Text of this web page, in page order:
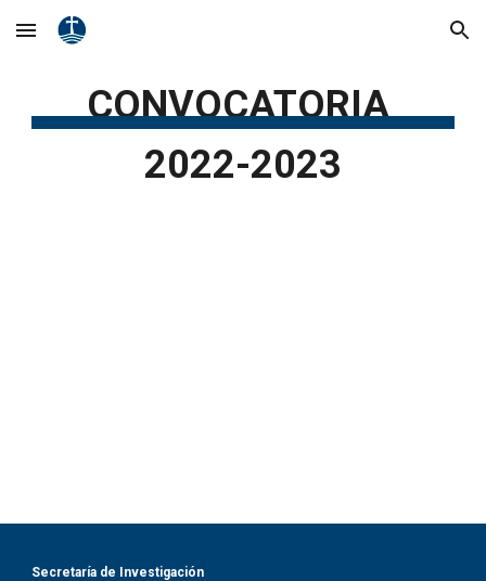
Skip to main content Skip to navigation
CONVOCATORIA
2022-2023
Secretaría de Investigación